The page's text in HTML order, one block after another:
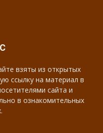
взяты из открытых
ссылку на материал в
сайта и
в ознакомительных